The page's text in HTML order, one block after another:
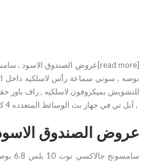
بوصه , سوني سماعة رأس لاسلكيه داخل
, آبل تي في جهاز بث الوسائط المتعدده 4 كيه اتش دي آر
عروض الصندوق